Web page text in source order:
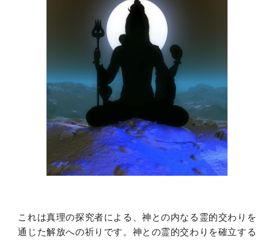
これは真理の探究者による、神との内なる霊的交わりを
通じた解放への祈りです。神との霊的交わりを確立する